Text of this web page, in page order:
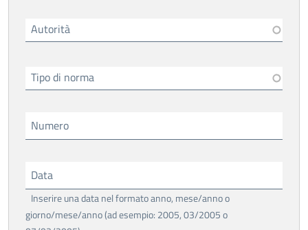
Autorità
Tipo di norma
Numero
Data
Inserire una data nel formato anno, mese/anno o
giorno/mese/anno (ad esempio: 2005, 03/2005 o